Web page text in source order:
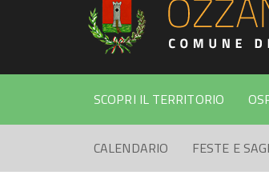
Ozzano
News
Aprile
SCOPRI IL TERRITORIO
CALENDARIO FESTE E